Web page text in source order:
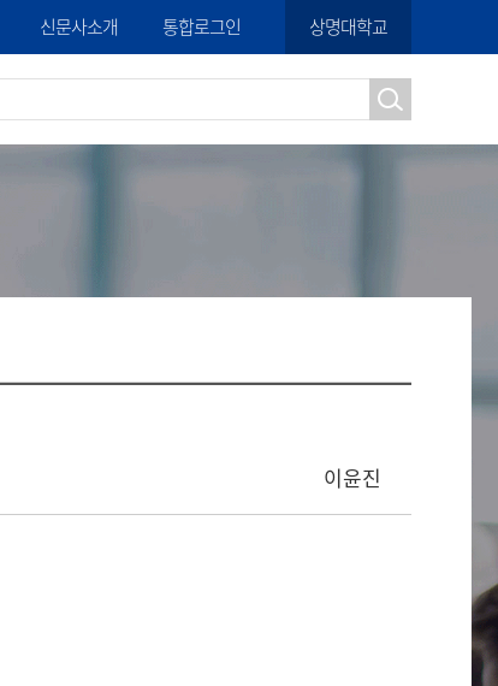
신문사소개 통합로그인 상명대학교
이윤진